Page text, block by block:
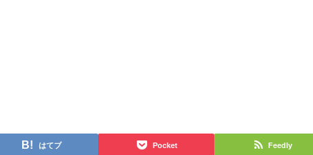
はてブ Pocket Feedly